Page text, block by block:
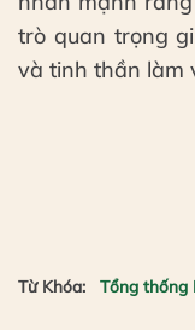
trò quan trọng
và tinh thần làm
Từ Khóa: Tổng thống